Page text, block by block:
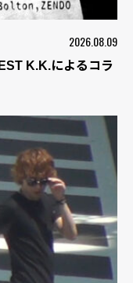
2026.08.09
K.K.によるコラ